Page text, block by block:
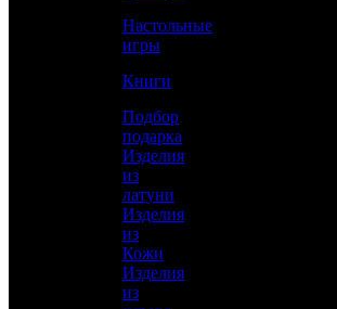
Толщина клинка
Токарные, Слесарные, Художественное
литье, Полировка, Рисовка кистью,
Гравирование по лаку, Травление,
Подрезка штихелем, Никелирование,
Настольные
игры
Книги
Подбор
подарка
Изделия
из
латуни
Изделия
из
Кожи
Изделия
из